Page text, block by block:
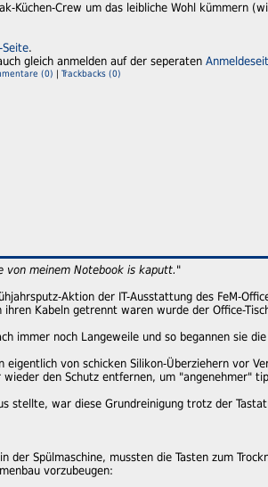
Küchen-Crew um das leibliche Wohl kümmern
Seite.
gleich anmelden auf der seperaten
(0) | Trackbacks (0)
von meinem Notebook is kaputt. "
Aktion der IT-Ausstattung des FeM-
ihren Kabeln getrennt waren wurde der Office-
immer noch Langeweile und so begannen sie
eigentlich von schicken Silikon-Überziehern vor
den Schutz entfernen, um "angenehmer"
stellte, war diese Grundreinigung trotz der
der Spülmaschine, mussten die Tasten zum
vorzubeugen: